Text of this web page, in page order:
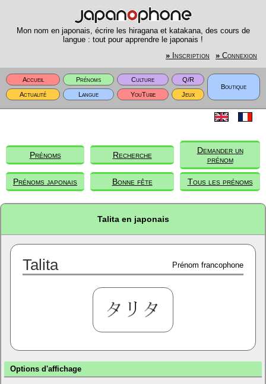
Mon nom en japonais, écrire les hiragana et katakana, des cours de
langue : tout pour apprendre le japonais !
» Inscription » Connexion
Accueil Prénoms Culture
Q/R
Boutique
Actualité
Langue YouTube Jeux
Prénoms Recherche
Demander un
prénom
Prénoms japonais Bonne fête Tous les prénoms
Talita en japonais
Talita Prénom francophone
Options d'affichage